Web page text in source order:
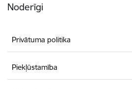
Noderīgi
Privātuma politika
Piekļūstamība